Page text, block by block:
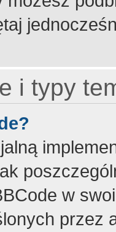
i typy
w
przez